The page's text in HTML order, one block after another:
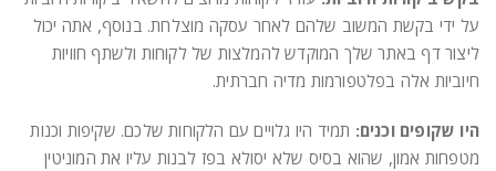
על ידי בקשת המשוב שלהם לאחר עסקה מוצלחת. בנוסף, אתה יכול
ליצור דף באתר שלך המוקדש להמלצות של לקוחות ולשתף חוויות
חיוביות אלה בפלטפורמות מדיה חברתית.
היו שקופים וכנים: תמיד היו גלויים עם הלקוחות שלכם. שקיפות וכנות
מטפחות אמון, שהוא בסיס שלא יסולא בפז לבנות עליו את המוניטין